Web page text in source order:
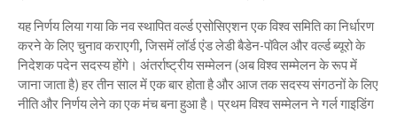
यह निर्णय लिया गया कि नव स्थापित वर्ल्ड एसोसिएशन एक विश्व समिति का निर्धारण
करने के लिए चुनाव कराएगी, जिसमें लॉर्ड एंड लेडी बैडेन-पॉवेल और वर्ल्ड ब्यूरो के
निदेशक पदेन सदस्य होंगे। अंतर्राष्ट्रीय सम्मेलन (अब विश्व सम्मेलन के रूप में
जाना जाता है) हर तीन साल में एक बार होता है और आज तक सदस्य संगठनों के लिए
नीति और निर्णय लेने का एक मंच बना हुआ है। प्रथम विश्व सम्मेलन ने गर्ल गाइडिंग